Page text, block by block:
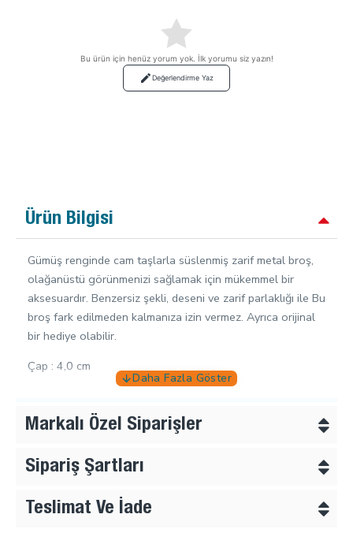
Bu ürün için henüz yorum yok. İlk yorumu siz yazın!
Değerlendirme Yaz
Ürün Bilgisi
Gümüş renginde cam taşlarla süslenmiş zarif metal broş,
olağanüstü görünmenizi sağlamak için mükemmel bir
aksesuardır. Benzersiz şekli, deseni ve zarif parlaklığı ile Bu
broş fark edilmeden kalmanıza izin vermez. Ayrıca orijinal
bir hediye olabilir.
Çap : 4,0 cm
Markalı Özel Siparişler
Sipariş Şartları
Teslimat Ve İade